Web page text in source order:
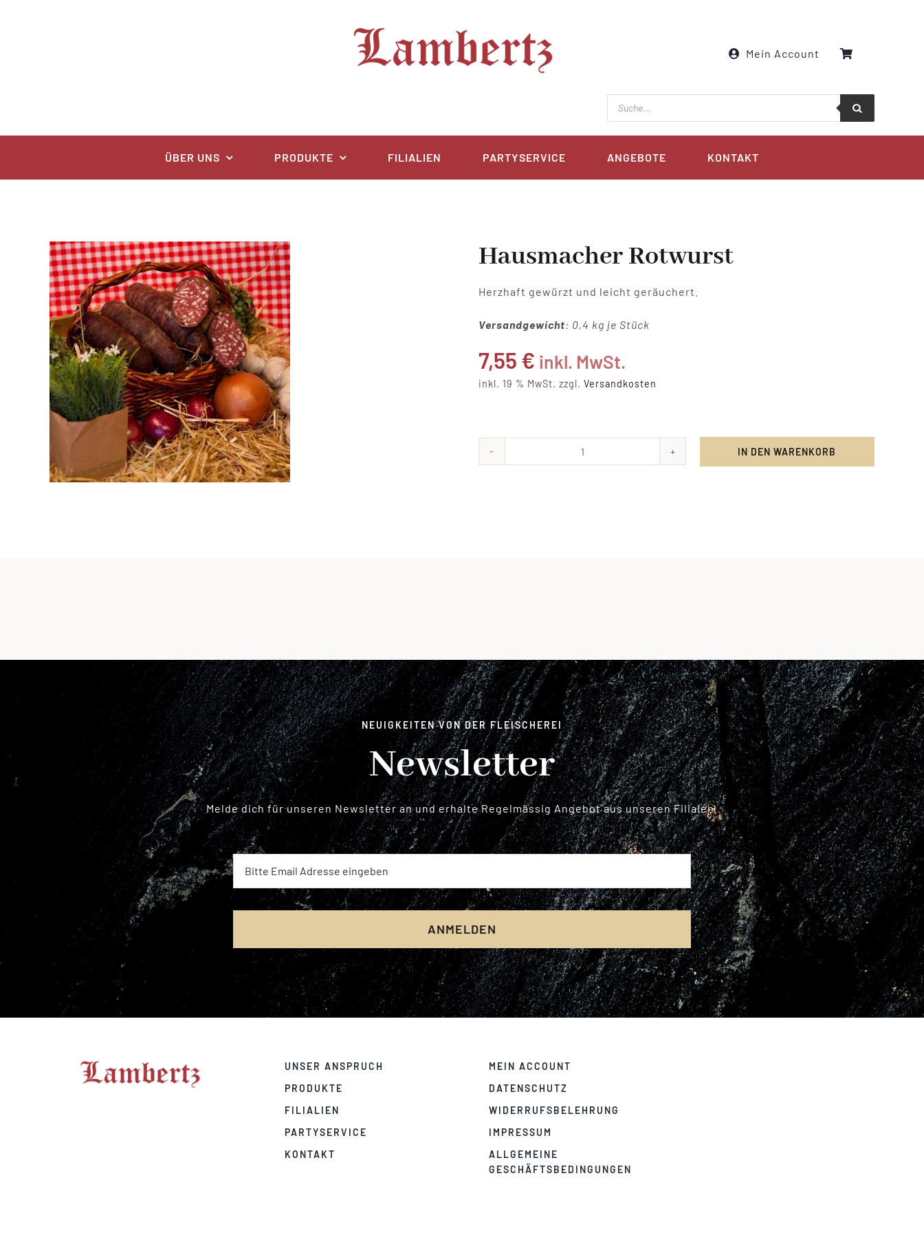
Mein Account
Products
search
ÜBER UNS PRODUKTE FILIALIEN PARTYSERVICE ANGEBOTE KONTAKT
Hausmacher Rotwurst
Herzhaft gewürzt und leicht geräuchert.
Versandgewicht: 0,4 kg je Stück
7,55 € inkl. MwSt.
inkl. 19 % MwSt. zzgl. Versandkosten
Hausmacher
IN DEN WARENKORB
NEUIGKEITEN VON DER FLEISCHEREI
Newsletter
Melde dich für unseren Newsletter an und erhalte Regelmässig Angebot aus unseren Filialen.
ANMELDEN
UNSER ANSPRUCH
PRODUKTE
FILIALIEN
PARTYSERVICE
KONTAKT
MEIN ACCOUNT
DATENSCHUTZ
WIDERRUFSBELEHRUNG
IMPRESSUM
ALLGEMEINE
GESCHÄFTSBEDINGUNGEN